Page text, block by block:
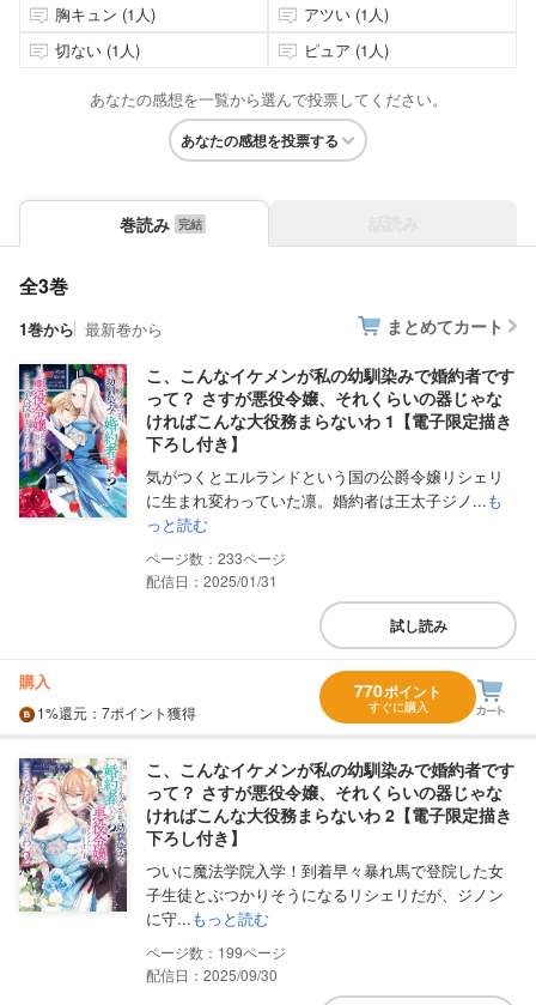
胸キュン (1人)
アツい (1人)
切ない (1人)
ピュア (1人)
あなたの感想を一覧から選んで投票してください。
あなたの感想を投票する
巻読み
全3巻
1巻から 最新巻から まとめてカート
こ、こんなイケメンが私の幼馴染みで婚約者です
って？ さすが悪役令嬢、それくらいの器じゃな
ければこんな大役務まらないわ 1【電子限定描き
下ろし付き】
気がつくとエルランドという国の公爵令嬢リシェリ
に生まれ変わっていた凛。婚約者は王太子ジノ...も
っと読む
233
配信日：2025/01/31
試し読み
購入
1%還元 ：7ポイント獲得
770ポイント
すぐに購入
こ、こんなイケメンが私の幼馴染みで婚約者です
って？ さすが悪役令嬢、それくらいの器じゃな
ければこんな大役務まらないわ 2【電子限定描き
下ろし付き】
ついに魔法学院入学！到着早々暴れ馬で登院した女
子生徒とぶつかりそうになるリシェリだが、ジノン
に守...もっと読む
199
配信日：2025/09/30